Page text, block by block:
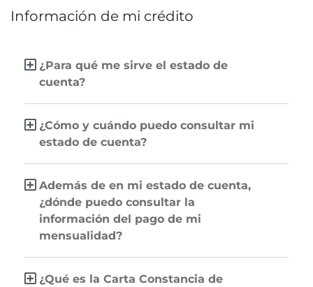
Información de mi crédito
¿Para qué me sirve el estado de
cuenta?
¿Cómo y cuándo puedo consultar mi
estado de cuenta?
Además de en mi estado de cuenta,
¿dónde puedo consultar la
información del pago de mi
mensualidad?
¿Qué es la Carta Constancia de